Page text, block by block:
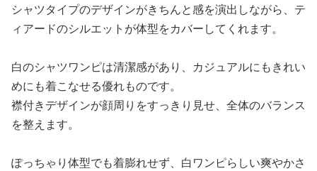
シャツタイプのデザインがきちんと感を演出しながら、テ
ィアードのシルエットが体型をカバーしてくれます。
白のシャツワンピは清潔感があり、カジュアルにもきれい
めにも着こなせる優れものです。
襟付きデザインが顔周りをすっきり見せ、全体のバランス
を整えます。
ぽっちゃり体型でも着膨れせず、白ワンピらしい爽やかさ